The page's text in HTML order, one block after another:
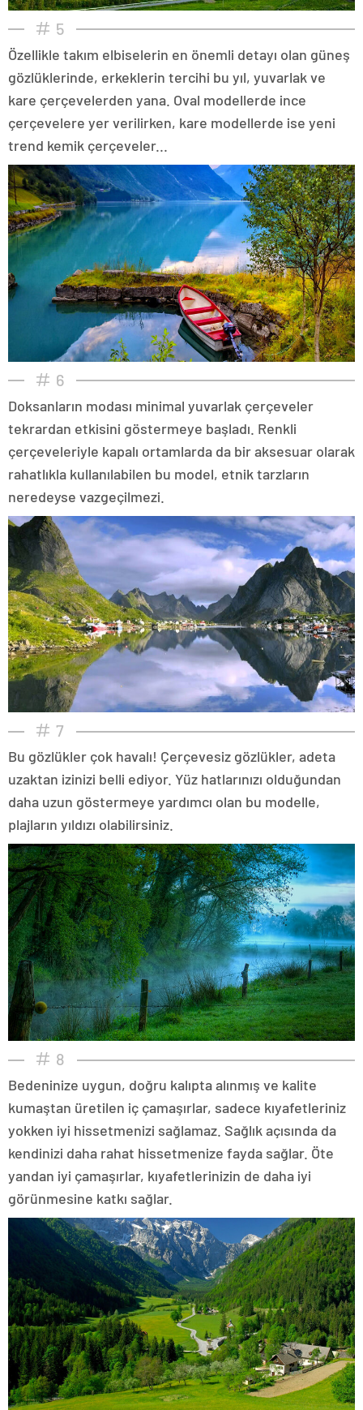
5
Özellikle takım elbiselerin en önemli detayı olan güneş
gözlüklerinde, erkeklerin tercihi bu yıl, yuvarlak ve
kare çerçevelerden yana. Oval modellerde ince
çerçevelere yer verilirken, kare modellerde ise yeni
trend kemik çerçeveler...
6
Doksanların modası minimal yuvarlak çerçeveler
tekrardan etkisini göstermeye başladı. Renkli
çerçeveleriyle kapalı ortamlarda da bir aksesuar olarak
rahatlıkla kullanılabilen bu model, etnik tarzların
neredeyse vazgeçilmezi.
7
Bu gözlükler çok havalı! Çerçevesiz gözlükler, adeta
uzaktan izinizi belli ediyor. Yüz hatlarınızı olduğundan
daha uzun göstermeye yardımcı olan bu modelle,
plajların yıldızı olabilirsiniz.
8
Bedeninize uygun, doğru kalıpta alınmış ve kalite
kumaştan üretilen iç çamaşırlar, sadece kıyafetleriniz
yokken iyi hissetmenizi sağlamaz. Sağlık açısında da
kendinizi daha rahat hissetmenize fayda sağlar. Öte
yandan iyi çamaşırlar, kıyafetlerinizin de daha iyi
görünmesine katkı sağlar.